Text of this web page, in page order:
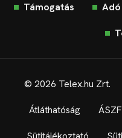
Támogatás
© 2026 Telex.hu Zrt.
Átláthatóság ÁSZF